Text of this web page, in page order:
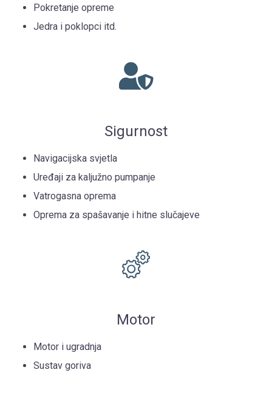
Pokretanje opreme
Jedra i poklopci itd.
Sigurnost
Navigacijska svjetla
Uređaji za kaljužno pumpanje
Vatrogasna oprema
Oprema za spašavanje i hitne slučajeve
Motor
Motor i ugradnja
Sustav goriva